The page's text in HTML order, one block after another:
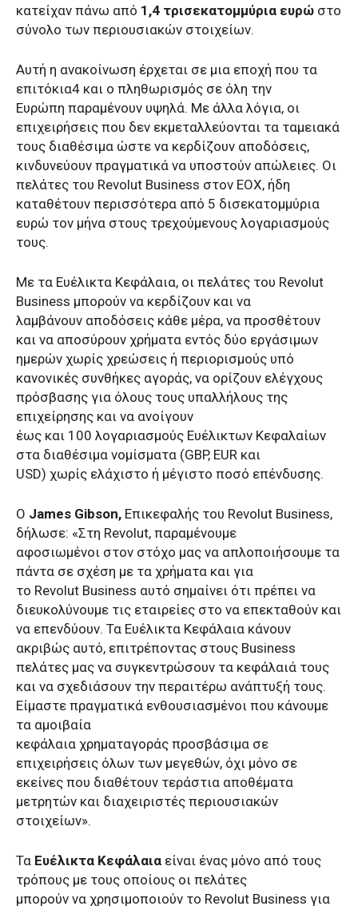
κατείχαν πάνω από 1,4 τρισεκατομμύρια ευρώ στο
σύνολο των περιουσιακών στοιχείων.
Αυτή η ανακοίνωση έρχεται σε μια εποχή που τα
επιτόκια4 και ο πληθωρισμός σε όλη την
Ευρώπη παραμένουν υψηλά. Με άλλα λόγια, οι
επιχειρήσεις που δεν εκμεταλλεύονται τα ταμειακά
τους διαθέσιμα ώστε να κερδίζουν αποδόσεις,
κινδυνεύουν πραγματικά να υποστούν απώλειες. Οι
πελάτες του Revolut Business στον ΕΟΧ, ήδη
καταθέτουν περισσότερα από 5 δισεκατομμύρια
ευρώ τον μήνα στους τρεχούμενους λογαριασμούς
τους.
Με τα Ευέλικτα Κεφάλαια, οι πελάτες του Revolut
Business μπορούν να κερδίζουν και να
λαμβάνουν αποδόσεις κάθε μέρα, να προσθέτουν
και να αποσύρουν χρήματα εντός δύο εργάσιμων
ημερών χωρίς χρεώσεις ή περιορισμούς υπό
κανονικές συνθήκες αγοράς, να ορίζουν ελέγχους
πρόσβασης για όλους τους υπαλλήλους της
επιχείρησης και να ανοίγουν
έως και 100 λογαριασμούς Ευέλικτων Κεφαλαίων
στα διαθέσιμα νομίσματα (GBP, EUR και
USD) χωρίς ελάχιστο ή μέγιστο ποσό επένδυσης.
Ο James Gibson, Επικεφαλής του Revolut Business,
δήλωσε: «Στη Revolut, παραμένουμε
αφοσιωμένοι στον στόχο μας να απλοποιήσουμε τα
πάντα σε σχέση με τα χρήματα και για
το Revolut Business αυτό σημαίνει ότι πρέπει να
διευκολύνουμε τις εταιρείες στο να επεκταθούν και
να επενδύουν. Τα Ευέλικτα Κεφάλαια κάνουν
ακριβώς αυτό, επιτρέποντας στους Business
πελάτες μας να συγκεντρώσουν τα κεφάλαιά τους
και να σχεδιάσουν την περαιτέρω ανάπτυξή τους.
Είμαστε πραγματικά ενθουσιασμένοι που κάνουμε
τα αμοιβαία
κεφάλαια χρηματαγοράς προσβάσιμα σε
επιχειρήσεις όλων των μεγεθών, όχι μόνο σε
εκείνες που διαθέτουν τεράστια αποθέματα
μετρητών και διαχειριστές περιουσιακών
στοιχείων».
Τα Ευέλικτα Κεφάλαια είναι ένας μόνο από τους
τρόπους με τους οποίους οι πελάτες
μπορούν να χρησιμοποιούν το Revolut Business για